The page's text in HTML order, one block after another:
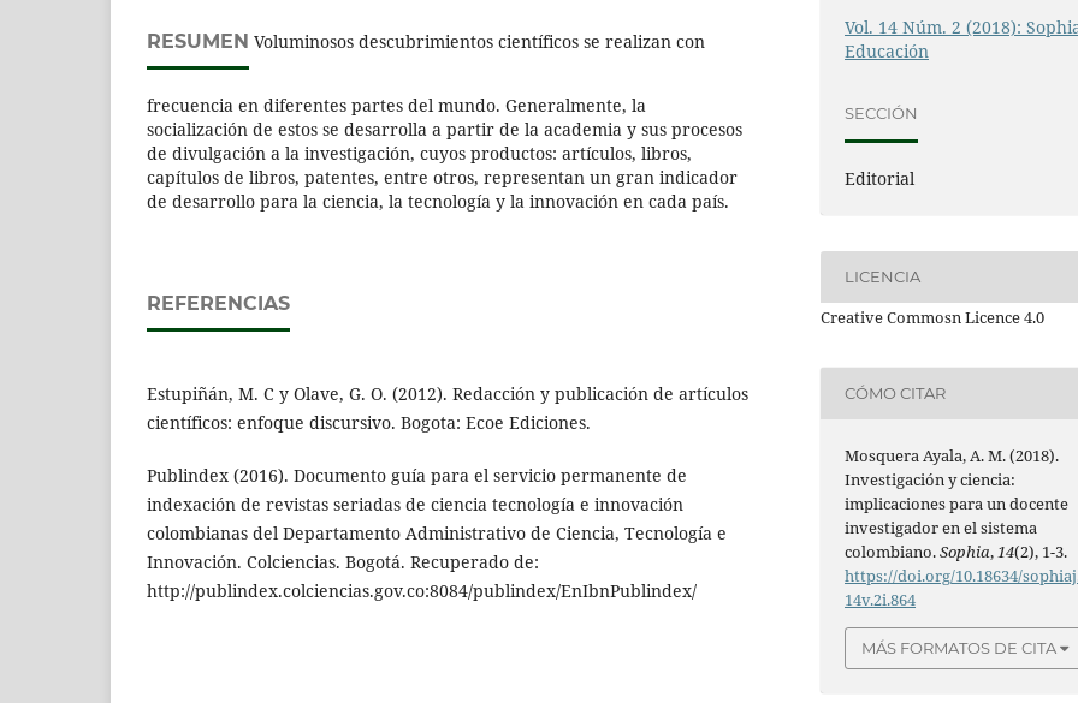
RESUMEN Voluminosos descubrimientos científicos se realizan con
frecuencia en diferentes partes del mundo. Generalmente, la
socialización de estos se desarrolla a partir de la academia y sus procesos
de divulgación a la investigación, cuyos productos: artículos, libros,
capítulos de libros, patentes, entre otros, representan un gran indicador
de desarrollo para la ciencia, la tecnología y la innovación en cada país.
REFERENCIAS
Estupiñán, M. C y Olave, G. O. (2012). Redacción y publicación de artículos
científicos: enfoque discursivo. Bogota: Ecoe Ediciones.
Publindex (2016). Documento guía para el servicio permanente de
indexación de revistas seriadas de ciencia tecnología e innovación
colombianas del Departamento Administrativo de Ciencia, Tecnología e
Innovación. Colciencias. Bogotá. Recuperado de:
http://publindex.colciencias.gov.co:8084/publindex/EnIbnPublindex/
Vol. 14 Núm. 2 (2018):
Educación
SECCIÓN
Editorial
LICENCIA
Creative Commosn Licence 4.0
CÓMO CITAR
Mosquera Ayala, A. M. (2018).
Investigación y ciencia:
implicaciones para un docente
investigador en el sistema
colombiano.Sophia,14(2), 1-3.
https://doi.org/10.18634/
14v.2i.864
MÁS FORMATOS DE CITA